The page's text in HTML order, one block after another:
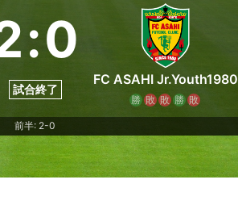
:0
試合終了
FC ASAHI Jr.Youth1980
勝 敗 敗 勝 敗
前半: 2-0